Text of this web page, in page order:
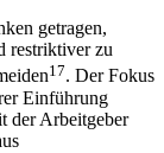
getragen,
restriktiver zu
17. Der Fokus
Einführung
der Arbeitgeber